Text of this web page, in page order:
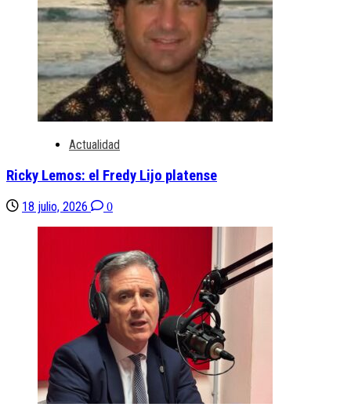
Actualidad
Ricky Lemos: el Fredy Lijo platense
18 julio, 2026 0